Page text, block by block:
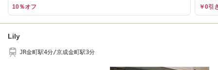
10％オフ ￥0引
Lily
JR金町駅4分/京成金町駅3分